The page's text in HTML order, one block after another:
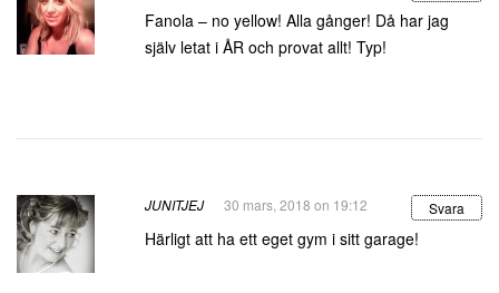
Fanola – no yellow! Alla gånger! Då har jag
själv letat i ÅR och provat allt! Typ!
JUNITJEJ 30 mars, 2018 on 19:12 Svara
Härligt att ha ett eget gym i sitt garage!